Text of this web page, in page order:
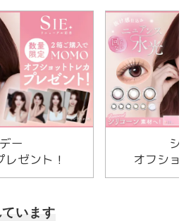
ー
ゼント！
シ
オフショ
います